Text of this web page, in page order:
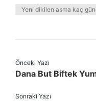
Yeni dikilen asma kaç
Önceki Yazı
Dana But Biftek
Sonraki Yazı